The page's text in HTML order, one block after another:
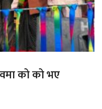
को को भए